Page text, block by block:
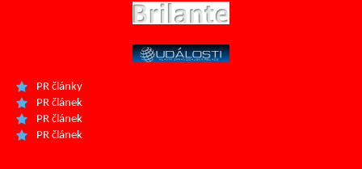
PR články
PR článek
PR článek
PR článek